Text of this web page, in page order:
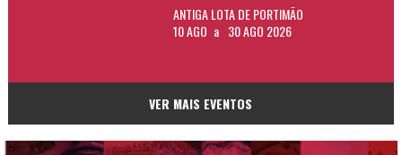
ANTIGA LOTA DE PORTIMÃO
10 AGO a 30 AGO 2026
VER MAIS EVENTOS